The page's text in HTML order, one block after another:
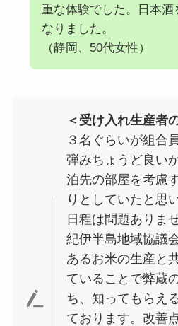
重な体験でした。日本酒
なりました。
（静岡、50代女性）
＜受け入れ生産者
３名ぐらいが組合
弾みちょうど良い
泊先の部屋を考慮
りとしていたと思
日程は問題ありま
紀伊半島地域協議
あるお米の生産と
ていることで弊蔵
ち、知ってもらえ
ております。改善